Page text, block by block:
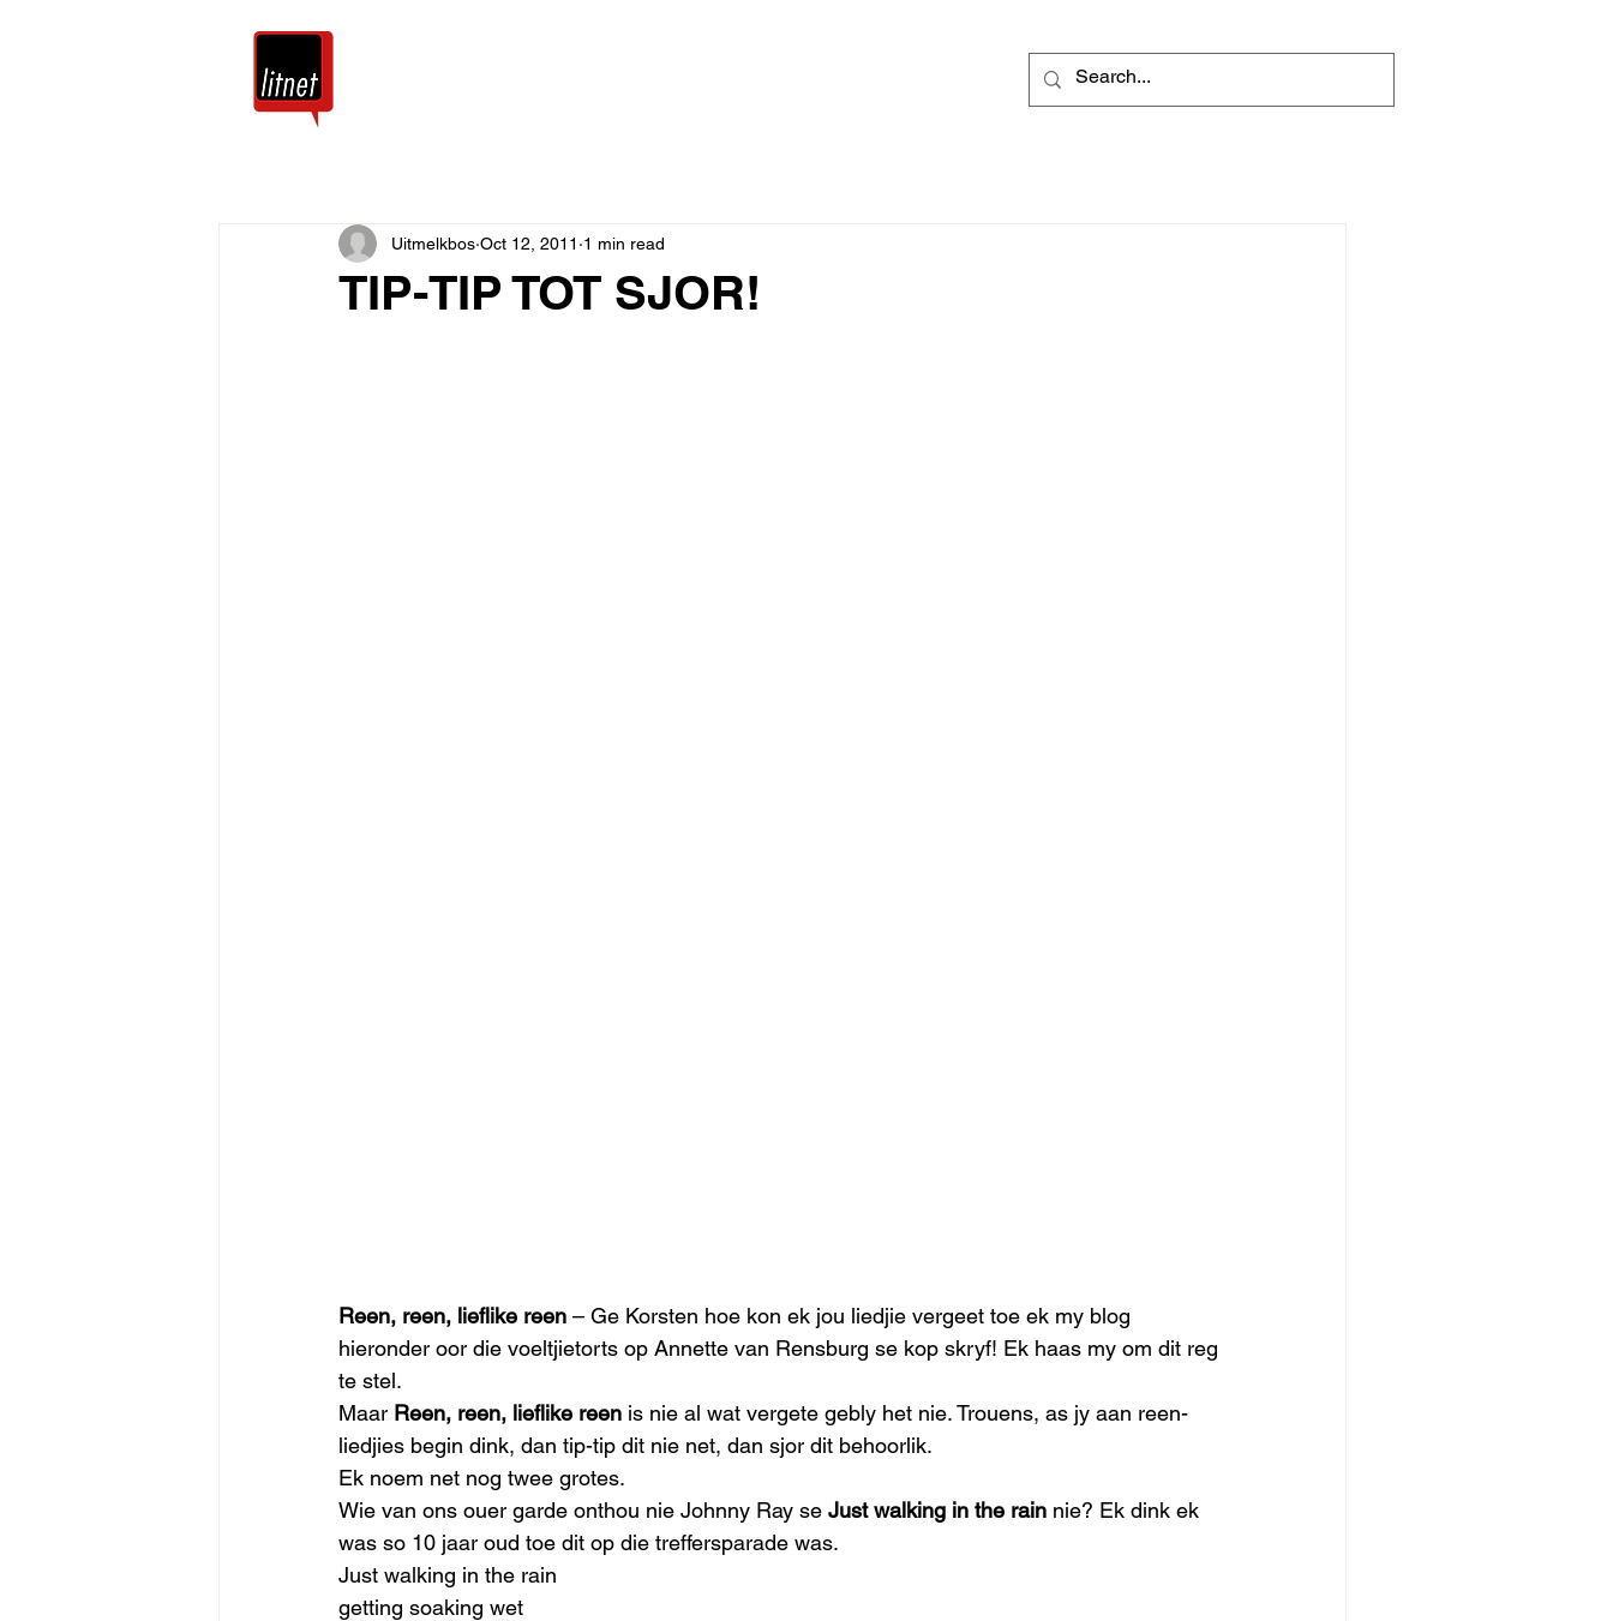
TIP-TIP TOT SJOR!
Uitmelkbos Oct 12, 2011 1 min read
Reen, reen, lieflike reen – Ge Korsten hoe kon ek jou liedjie vergeet toe ek my blog
hieronder oor die voeltjietorts op Annette van Rensburg se kop skryf! Ek haas my om dit reg
te stel.
Maar Reen, reen, lieflike reen is nie al wat vergete gebly het nie. Trouens, as jy aan reen-
liedjies begin dink, dan tip-tip dit nie net, dan sjor dit behoorlik.
Ek noem net nog twee grotes.
Wie van ons ouer garde onthou nie Johnny Ray se Just walking in the rain nie? Ek dink ek
was so 10 jaar oud toe dit op die treffersparade was.
Just walking in the rain
getting soaking wet